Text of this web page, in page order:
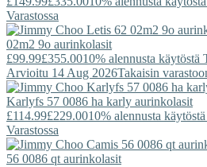
Varastossa
02m2 9o aurinkolasit
£99.99£355.0010% alennusta
Arvioitu 14 Aug 2026Takaisin
Karlyfs 57 0086 ha karly aurinkolasit
£114.99£229.0010% alennusta
Varastossa
56 0086 qt aurinkolasit